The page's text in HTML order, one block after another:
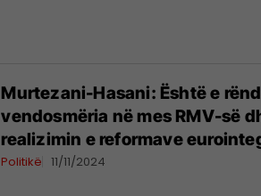
Murtezani-Hasani: Është e
vendosmëria në mes RMV-së
realizimin e reformave
Politikë 11/11/2024